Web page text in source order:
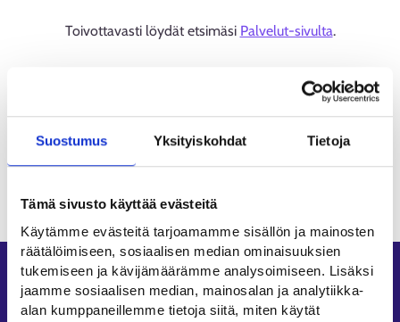
Suostumus Yksityiskohdat Tietoja
Tämä sivusto käyttää evästeitä
Käytämme evästeitä tarjoamamme sisällön ja mainosten
räätälöimiseen, sosiaalisen median ominaisuuksien
tukemiseen ja kävijämäärämme analysoimiseen. Lisäksi
jaamme sosiaalisen median, mainosalan ja analytiikka-
alan kumppaneillemme tietoja siitä, miten käytät
Toivottavasti löydät etsimäsi Palvelut-sivulta.
Oikopolut
Asiointi